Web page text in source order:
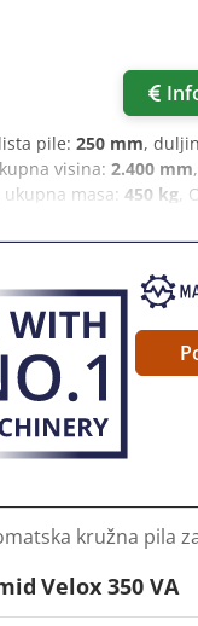
pile: 250 mm,
visina: 2.400 mm
ukupna masa: 450 kg,
aluminija +/- 0,02
pomaka 250 mm,
specijalne čeljusti
po visini, LED
Hpsfx Amzef
kružna pila
Velox 350 VA